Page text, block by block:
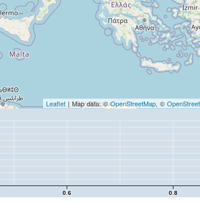
Leaflet | Map data: ©OpenStreetMap, ©
0.6 0.8